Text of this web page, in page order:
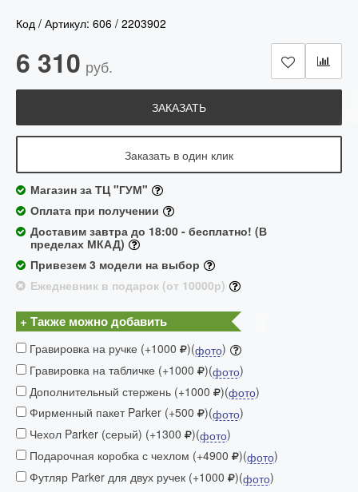
Код / Артикул: 606 / 2203902
6 310 руб.
ЗАКАЗАТЬ
Заказать в один клик
Магазин за ТЦ "ГУМ"
Оплата при получении
Доставим завтра до 18:00 - бесплатно! (В
пределах МКАД)
Привезем 3 модели на выбор
Ежедневник в подарок (от 10000р)
+ Также можно добавить
Гравировка на ручке (+1000 )(фото)
Гравировка на табличке (+1000
)(фото)
Дополнительный стержень (+1000
)(фото)
Фирменный пакет Parker (+500
)(фото)
Чехол Parker (серый) (+1300
)(фото)
Подарочная коробка с чехлом (+4900
)(фото)
Футляр Parker для двух ручек (+1000
)(фото)